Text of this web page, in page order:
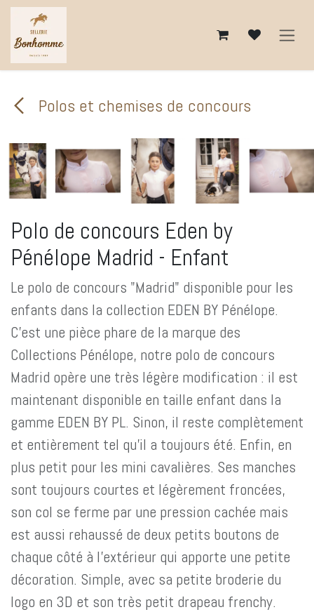
Se rendre au contenu
Polos et chemises de concours
Polo de concours Eden by
Pénélope Madrid - Enfant
Le polo de concours "Madrid" disponible pour les
enfants dans la collection EDEN BY Pénélope.
C'est une pièce phare de la marque des
Collections Pénélope, notre polo de concours
Madrid opère une très légère modification : il est
maintenant disponible en taille enfant dans la
gamme EDEN BY PL. Sinon, il reste complètement
et entièrement tel qu'il a toujours été. Enfin, en
plus petit pour les mini cavalières. Ses manches
sont toujours courtes et légèrement froncées,
son col se ferme par une pression cachée mais
est aussi rehaussé de deux petits boutons de
chaque côté à l'extérieur qui apporte une petite
décoration. Simple, avec sa petite broderie du
logo en 3D et son très petit drapeau frenchy.